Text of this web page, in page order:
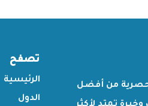
من أفضل
تصفح
الرئيسية
الدول